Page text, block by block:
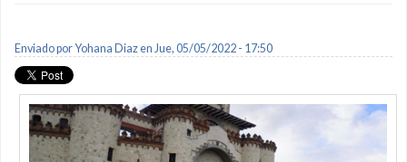
Enviado porYohana Diazen Jue, 05/05/2022 - 17:50